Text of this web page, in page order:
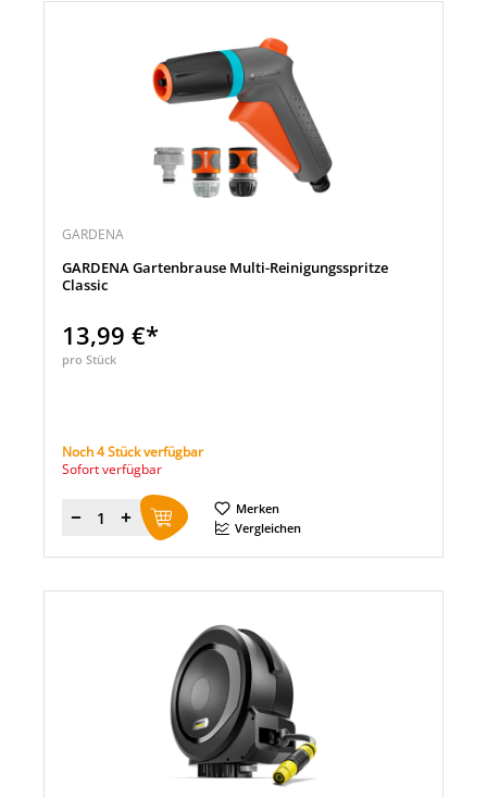
GARDENA
GARDENA Gartenbrause Multi-Reinigungsspritze
Classic
13,99 €*
pro Stück
Noch 4 Stück verfügbar
Sofort verfügbar
Menge
Merken
Vergleichen